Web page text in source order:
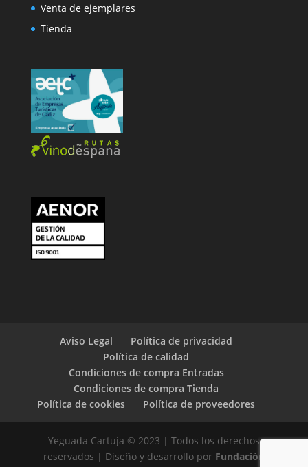
Venta de ejemplares
Tienda
Aviso Legal
Política de privacidad
Política de calidad
Condiciones de compra Entradas
Condiciones de compra Tienda
Política de cookies
Política de proveedores
Yeguada Cartuja © 2023 | Todos los derechos
reservados | Diseño y desarrollo por Fundación